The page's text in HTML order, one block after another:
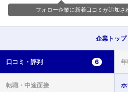
フォロー企業に新着口コミが追加さ
企業 トップ
口コミ・ 評判 6 年
転職・ 中途面接 ホ